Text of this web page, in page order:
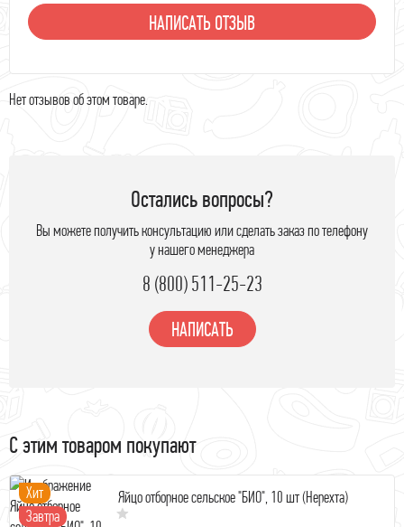
НАПИСАТЬ ОТЗЫВ
Нет отзывов об этом товаре.
Остались вопросы?
Вы можете получить консультацию или сделать заказ по телефону
у нашего менеджера
8 (800) 511-25-23
НАПИСАТЬ
С этим товаром покупают
Хит
Завтра
Яйцо отборное сельское "БИО", 10 шт (Нерехта)